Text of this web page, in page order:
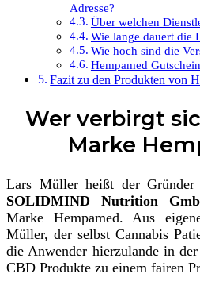
Adresse?
Über welchen
Wie lange dauert die
Wie hoch sind die
Hempamed
Fazit zu den Produkten von
Wer verbirgt
Marke
Lars Müller heißt der Gründer
SOLIDMIND Nutrition
Marke Hempamed. Aus
Müller, der selbst Cannabis
die Anwender hierzulande in
CBD Produkte zu einem fairen